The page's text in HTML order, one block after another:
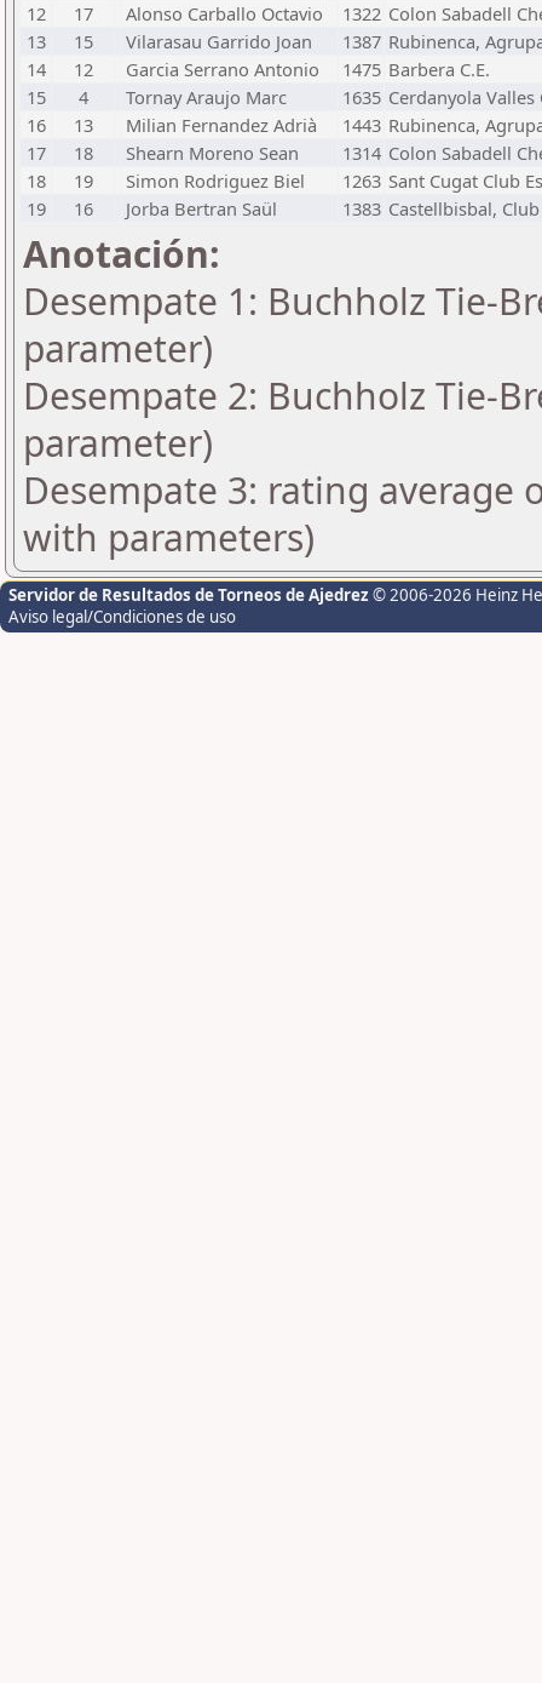
12
17 Alonso Carballo Octavio 1322 Colon Sabadell
13
15 Vilarasau Garrido Joan 1387 Rubinenca,
14
12 Garcia Serrano Antonio 1475 Barbera C.E.
15
4 Tornay Araujo Marc 1635 Cerdanyola Valles
16
13 Milian Fernandez Adrià 1443 Rubinenca,
17
18 Shearn Moreno Sean 1314 Colon Sabadell
18
19 Simon Rodriguez Biel 1263 Sant Cugat Club
19
16 Jorba Bertran Saül 1383 Castellbisbal, Club
Anotación:
Desempate 1: Buchholz Tie-
parameter)
Desempate 2: Buchholz Tie-
parameter)
Desempate 3: rating average
with parameters)
Servidor de Resultados de Torneos de Ajedrez © 2006-2026 Heinz
Aviso legal/Condiciones de uso